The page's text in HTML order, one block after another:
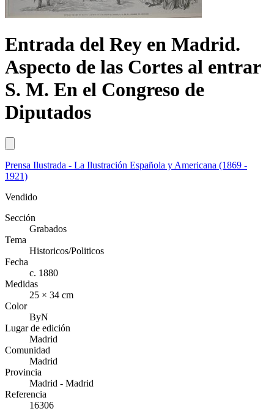
Entrada del Rey en Madrid.
Aspecto de las Cortes al entrar
S. M. En el Congreso de
Diputados
Prensa Ilustrada - La Ilustración Española y Americana (1869 -
1921)
Vendido
Sección
Grabados
Tema
Historicos/Politicos
Fecha
c. 1880
Medidas
25 × 34 cm
Color
ByN
Lugar de edición
Madrid
Comunidad
Madrid
Provincia
Madrid - Madrid
Referencia
16306